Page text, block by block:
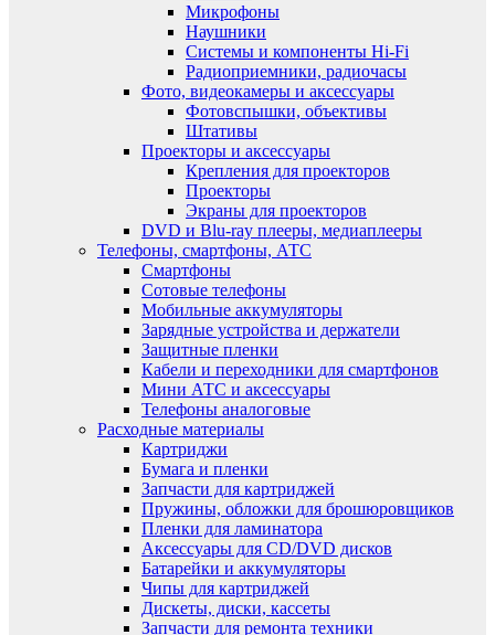
Микрофоны
Наушники
Системы и компоненты Hi-Fi
Радиоприемники, радиочасы
Фото, видеокамеры и аксессуары
Фотовспышки, объективы
Штативы
Проекторы и аксессуары
Крепления для проекторов
Проекторы
Экраны для проекторов
DVD и Blu-ray плееры, медиаплееры
Телефоны, смартфоны, АТС
Смартфоны
Сотовые телефоны
Мобильные аккумуляторы
Зарядные устройства и держатели
Защитные пленки
Кабели и переходники для смартфонов
Мини АТС и аксессуары
Телефоны аналоговые
Расходные материалы
Картриджи
Бумага и пленки
Запчасти для картриджей
Пружины, обложки для брошюровщиков
Пленки для ламинатора
Аксессуары для CD/DVD дисков
Батарейки и аккумуляторы
Чипы для картриджей
Дискеты, диски, кассеты
Запчасти для ремонта техники